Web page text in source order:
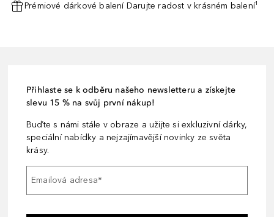
Prémiové dárkové balení Darujte radost v krásném balení¹
Přihlaste se k odběru našeho newsletteru a získejte
slevu 15 % na svůj první nákup!
Buďte s námi stále v obraze a užijte si exkluzivní dárky,
speciální nabídky a nejzajímavější novinky ze světa
krásy.
Emailová adresa*